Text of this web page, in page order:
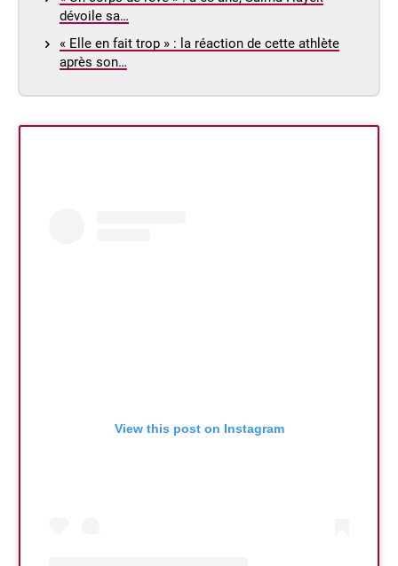
dévoile sa…
« Elle en fait trop » : la réaction de cette athlète
après son…
View this post on Instagram